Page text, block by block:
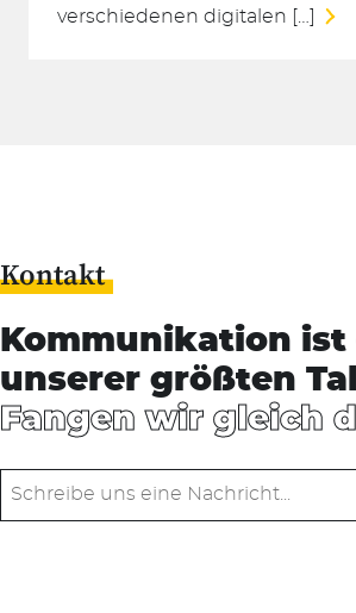
verschiedenen digitalen […]
Kontakt
Kommunikation ist
unserer größten
Fangen wir gleich